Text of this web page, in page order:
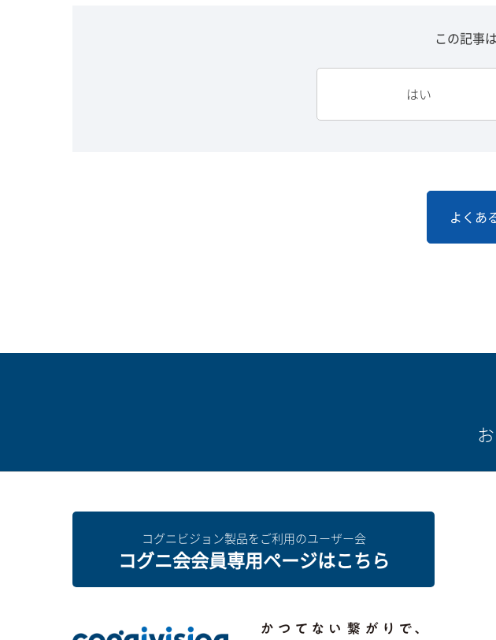
この記事
はい
よくあ
コグニビジョン製品をご利用のユーザー会
コグニ会会員専用ページはこちら